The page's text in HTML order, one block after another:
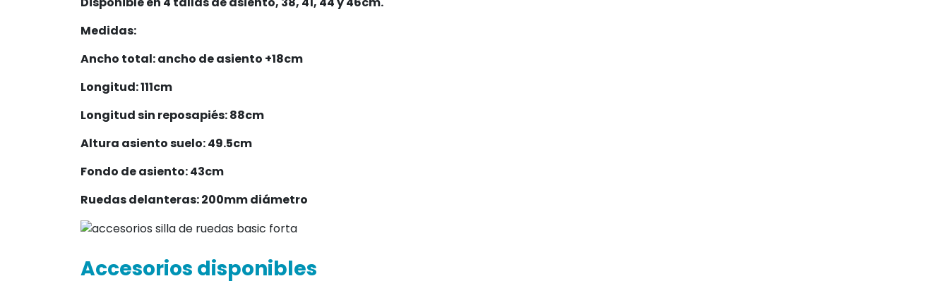
textocorporativo... totalmente gratis a partir de 3 unidades.
Disponible en 4 tallas de asiento, 38, 41, 44 y 46cm.
Medidas:
Ancho total: ancho de asiento +18cm
Longitud: 111cm
Longitud sin reposapiés: 88cm
Altura asiento suelo: 49.5cm
Fondo de asiento: 43cm
Ruedas delanteras: 200mm diámetro